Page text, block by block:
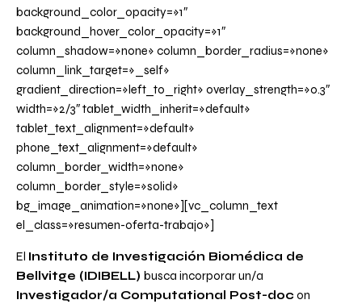
background_color_opacity=»1″
background_hover_color_opacity=»1″
column_shadow=»none» column_border_radius=»none»
column_link_target=»_self»
gradient_direction=»left_to_right» overlay_strength=»0.3″
width=»2/3″ tablet_width_inherit=»default»
tablet_text_alignment=»default»
phone_text_alignment=»default»
column_border_width=»none»
column_border_style=»solid»
bg_image_animation=»none»][vc_column_text
el_class=»resumen-oferta-trabajo»]
El Instituto de Investigación Biomédica de
Bellvitge (IDIBELL) busca incorporar un/a
Investigador/a Computational Post-doc on